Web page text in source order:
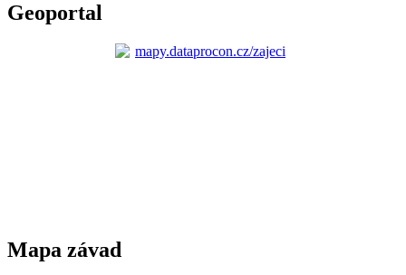
Geoportal
Mapa závad